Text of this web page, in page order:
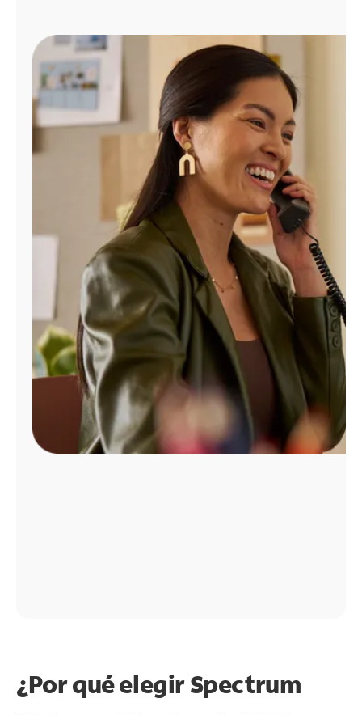
Administrar
cuenta
Encuentra
tienda
¿Por qué elegir Spectrum